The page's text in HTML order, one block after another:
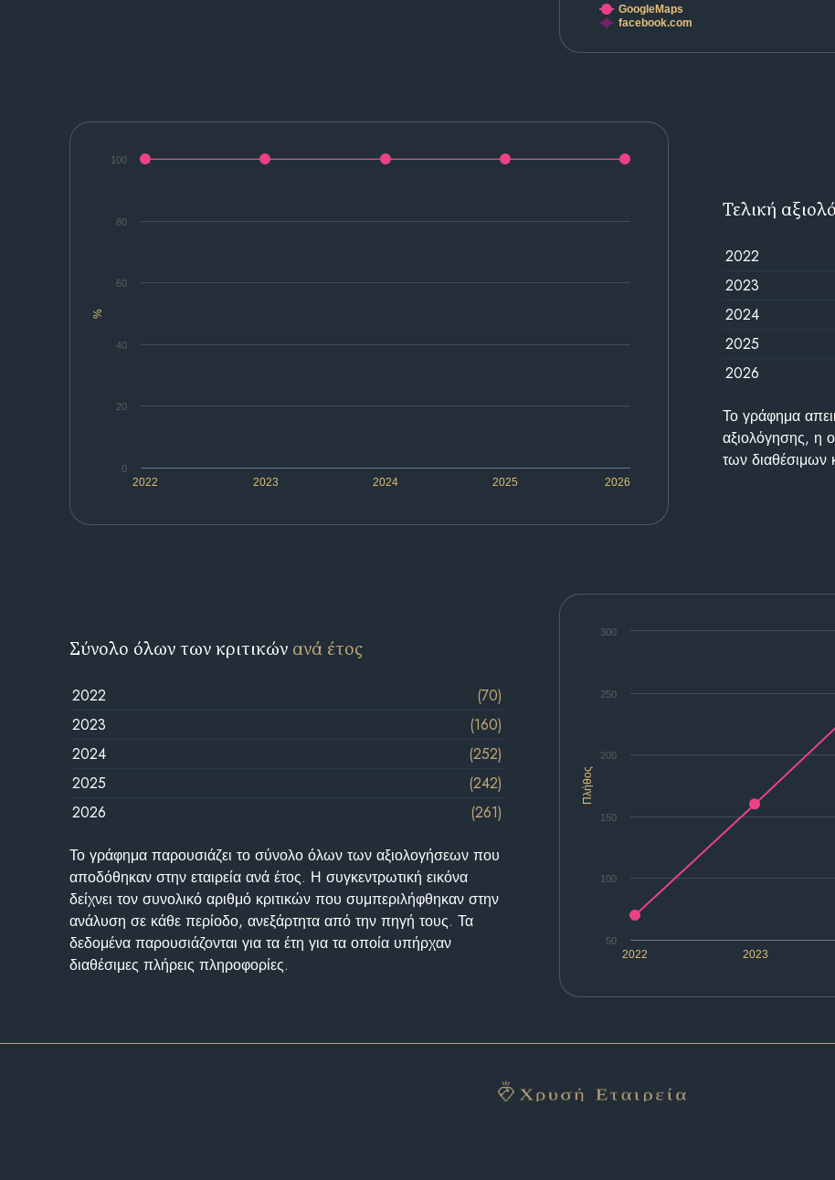
GoogleMaps
facebook.com
%
2022 2023 2024 2025 2026
0
20
40
60
80
100
Τελική
2022
2023
2024
2025
2026
Το γράφημα
αξιολόγησης, η
των διαθέσιμων
Πλήθος
2022 2023
50
100
150
200
250
300
Σύνολο όλων των κριτικών ανά έτος
2022
(70)
2023
(160)
2024
(252)
2025
(242)
2026
(261)
Το γράφημα παρουσιάζει το σύνολο όλων των αξιολογήσεων που
αποδόθηκαν στην εταιρεία ανά έτος. Η συγκεντρωτική εικόνα
δείχνει τον συνολικό αριθμό κριτικών που συμπεριλήφθηκαν στην
ανάλυση σε κάθε περίοδο, ανεξάρτητα από την πηγή τους. Τα
δεδομένα παρουσιάζονται για τα έτη για τα οποία υπήρχαν
διαθέσιμες πλήρεις πληροφορίες.